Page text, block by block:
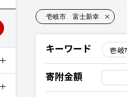
壱岐市 富士新幸
キーワード
寄附金額